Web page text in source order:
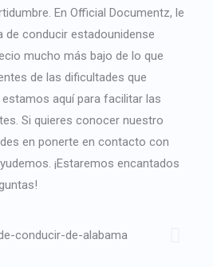
En Official Documentz, le
conducir estadounidense
mucho más bajo de lo que
de las dificultades que
aquí para facilitar las
Si quieres conocer nuestro
en ponerte en contacto con
¡Estaremos encantados